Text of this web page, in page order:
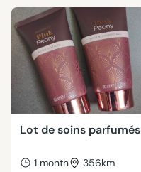
Lot de soins parfumés
1 month 356km